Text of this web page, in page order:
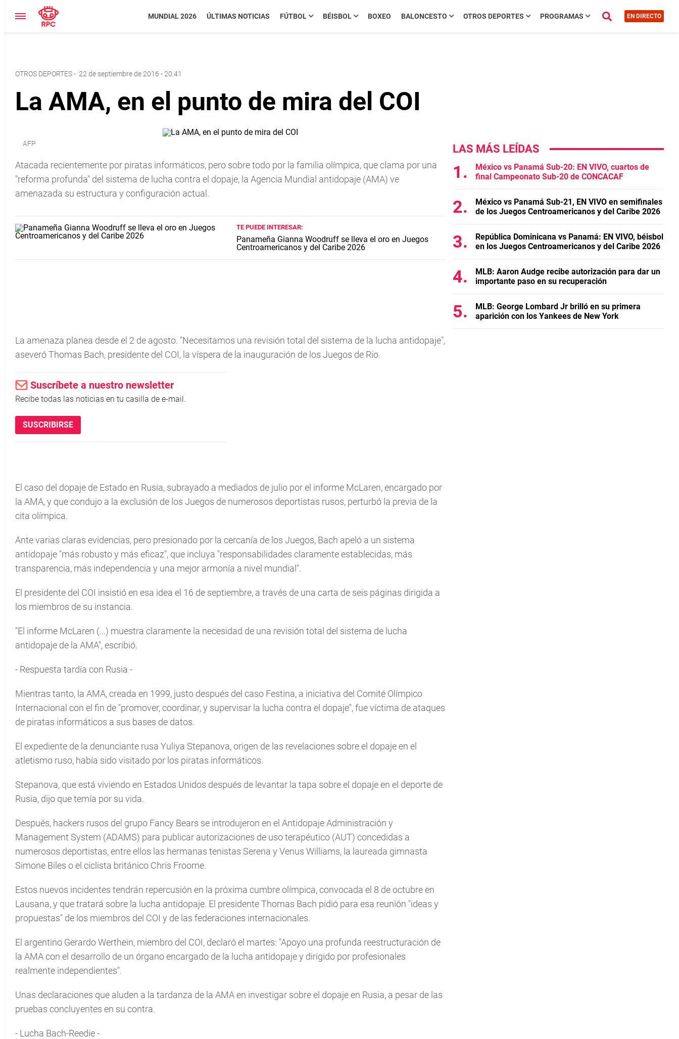
MUNDIAL 2026 ÚLTIMAS NOTICIAS FÚTBOL BÉISBOL BOXEO BALONCESTO OTROS DEPORTES PROGRAMAS EN DIRECTO
OTROS DEPORTES- 22 de septiembre de 2016 - 20:41
La AMA, en el punto de mira del COI
AFP
Atacada recientemente por piratas informáticos, pero sobre todo por la familia olímpica, que clama por una
"reforma profunda" del sistema de lucha contra el dopaje, la Agencia Mundial antidopaje (AMA) ve
amenazada su estructura y configuración actual.
TE PUEDE INTERESAR:
Panameña Gianna Woodruff se lleva el oro en Juegos
Centroamericanos y del Caribe 2026
La amenaza planea desde el 2 de agosto. "Necesitamos una revisión total del sistema de la lucha antidopaje",
aseveró Thomas Bach, presidente del COI, la víspera de la inauguración de los Juegos de Rio.
Suscríbete a nuestro newsletter
Recibe todas las noticias en tu casilla de e-mail.
SUSCRIBIRSE
El caso del dopaje de Estado en Rusia, subrayado a mediados de julio por el informe McLaren, encargado por
la AMA, y que condujo a la exclusión de los Juegos de numerosos deportistas rusos, perturbó la previa de la
cita olímpica.
Ante varias claras evidencias, pero presionado por la cercanía de los Juegos, Bach apeló a un sistema
antidopaje "más robusto y más eficaz", que incluya "responsabilidades claramente establecidas, más
transparencia, más independencia y una mejor armonía a nivel mundial".
El presidente del COI insistió en esa idea el 16 de septiembre, a través de una carta de seis páginas dirigida a
los miembros de su instancia.
"El informe McLaren (...) muestra claramente la necesidad de una revisión total del sistema de lucha
antidopaje de la AMA", escribió.
- Respuesta tardía con Rusia -
Mientras tanto, la AMA, creada en 1999, justo después del caso Festina, a iniciativa del Comité Olímpico
Internacional con el fin de "promover, coordinar, y supervisar la lucha contra el dopaje", fue víctima de ataques
de piratas informáticos a sus bases de datos.
El expediente de la denunciante rusa Yuliya Stepanova, origen de las revelaciones sobre el dopaje en el
atletismo ruso, había sido visitado por los piratas informáticos.
Stepanova, que está viviendo en Estados Unidos después de levantar la tapa sobre el dopaje en el deporte de
Rusia, dijo que temía por su vida.
Después, hackers rusos del grupo Fancy Bears se introdujeron en el Antidopaje Administración y
Management System (ADAMS) para publicar autorizaciones de uso terapéutico (AUT) concedidas a
numerosos deportistas, entre ellos las hermanas tenistas Serena y Venus Williams, la laureada gimnasta
Simone Biles o el ciclista británico Chris Froome.
Estos nuevos incidentes tendrán repercusión en la próxima cumbre olímpica, convocada el 8 de octubre en
Lausana, y que tratará sobre la lucha antidopaje. El presidente Thomas Bach pidió para esa reunión "ideas y
propuestas" de los miembros del COI y de las federaciones internacionales.
El argentino Gerardo Werthein, miembro del COI, declaró el martes: "Apoyo una profunda reestructuración de
la AMA con el desarrollo de un órgano encargado de la lucha antidopaje y dirigido por profesionales
realmente independientes".
Unas declaraciones que aluden a la tardanza de la AMA en investigar sobre el dopaje en Rusia, a pesar de las
pruebas concluyentes en su contra.
- Lucha Bach-Reedie -
LAS MÁS LEÍDAS
México vs Panamá Sub-20: EN VIVO, cuartos de
final Campeonato Sub-20 de CONCACAF
México vs Panamá Sub-21, EN VIVO en semifinales
de los Juegos Centroamericanos y del Caribe 2026
República Dominicana vs Panamá: EN VIVO, béisbol
en los Juegos Centroamericanos y del Caribe 2026
MLB: Aaron Audge recibe autorización para dar un
importante paso en su recuperación
MLB: George Lombard Jr brilló en su primera
aparición con los Yankees de New York